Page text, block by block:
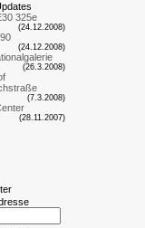
pdates
325e
(24.12.2008)
(24.12.2008)
(26.3.2008)
(7.3.2008)
(28.11.2007)